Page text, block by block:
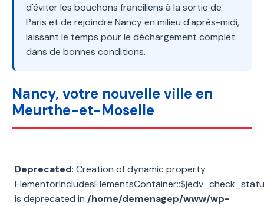
d'éviter les bouchons franciliens à la sortie de
Paris et de rejoindre Nancy en milieu d'après-midi,
laissant le temps pour le déchargement complet
dans de bonnes conditions.
Nancy, votre nouvelle ville en
Meurthe-et-Moselle
Deprecated: Creation of dynamic property
is deprecated in /home/demenagep/www/wp-